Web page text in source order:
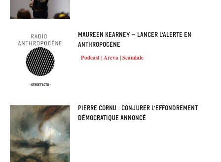
Maureen Kearney – Lancer l’alerte en
anthropocène
Podcast | Areva | Scandale
Pierre Cornu : Conjurer l’effondrement
démocratique annoncé